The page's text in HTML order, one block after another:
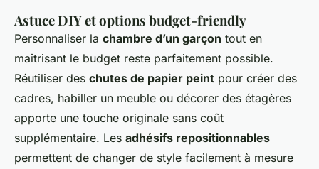
Astuce DIY et options budget-friendly
Personnaliser la chambre d’un garçon tout en
maîtrisant le budget reste parfaitement possible.
Réutiliser des chutes de papier peint pour créer des
cadres, habiller un meuble ou décorer des étagères
apporte une touche originale sans coût
supplémentaire. Les adhésifs repositionnables
permettent de changer de style facilement à mesure